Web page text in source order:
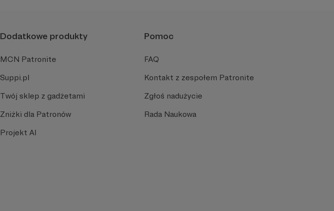
Dodatkowe produkty
MCN Patronite
Suppi.pl
Twój sklep z gadżetami
Zniżki dla Patronów
Projekt AI
Pomoc
FAQ
Kontakt z zespołem Patronite
Zgłoś nadużycie
Rada Naukowa